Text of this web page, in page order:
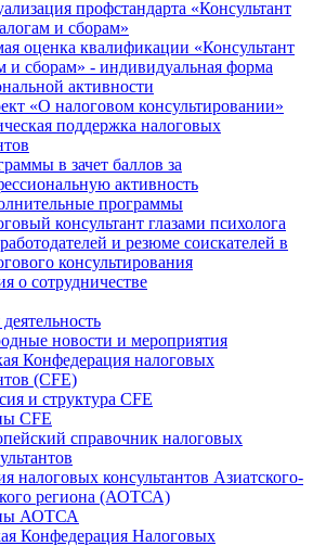
профстандарта «Консультант
и сборам»
оценка квалификации «Консультант
и сборам» - индивидуальная форма
активности
«О налоговом консультировании»
поддержка налоговых
в зачет баллов за
активность
программы
консультант глазами психолога
и резюме соискателей в
консультирования
о сотрудничестве
новости и мероприятия
Конфедерация налоговых
(CFE)
и структура CFE
CFE
справочник налоговых
налоговых консультантов Азиатского-
региона (АОТСА)
АОТСА
Конфедерация Налоговых